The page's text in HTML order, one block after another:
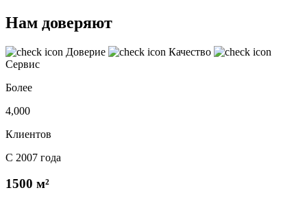
Нам доверяют
Доверие
Качество
Сервис
Более
4,000
Клиентов
С 2007 года
1500 м²